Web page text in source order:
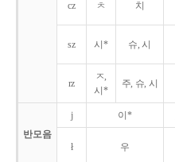
cz ㅊ 치
sz 시* 슈, 시
rz
ㅈ,
시*
주, 슈, 시
반모음
j 이*
ł 우